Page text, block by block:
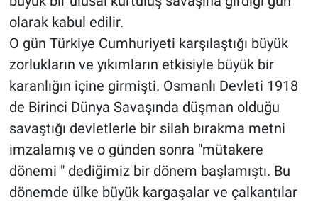
olarak kabul edilir.
O gün Türkiye Cumhuriyeti karşılaştığı büyük
zorlukların ve yıkımların etkisiyle büyük bir
karanlığın içine girmişti. Osmanlı Devleti 1918
de Birinci Dünya Savaşında düşman olduğu
savaştığı devletlerle bir silah bırakma metni
imzalamış ve o günden sonra "mütakere
dönemi " dediğimiz bir dönem başlamıştı. Bu
dönemde ülke büyük kargaşalar ve çalkantılar